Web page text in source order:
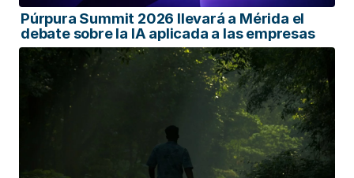
Púrpura Summit 2026 llevará a Mérida el
debate sobre la IA aplicada a las empresas